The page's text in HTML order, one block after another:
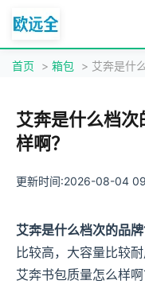
首页 > 箱包 > 艾奔是什
艾奔是什么档
样啊？
更新时间:2026-08-04
艾奔是什么档次的品
比较高，大容量比较
艾奔书包质量怎么样